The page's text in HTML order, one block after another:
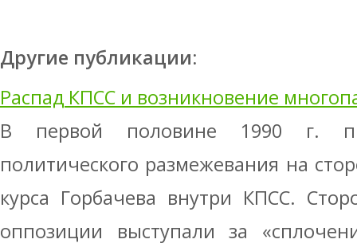
Другие публикации:
Распад КПСС и возникновение
В первой половине 1990 г.
политического размежевания на
курса Горбачева внутри КПСС.
оппозиции выступали за